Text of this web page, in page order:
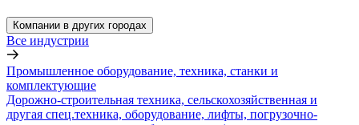
Компании в других городах
Все индустрии
Промышленное оборудование, техника, станки и
комплектующие
Дорожно-строительная техника, сельскохозяйственная и
другая спец.техника, оборудование, лифты, погрузочно-